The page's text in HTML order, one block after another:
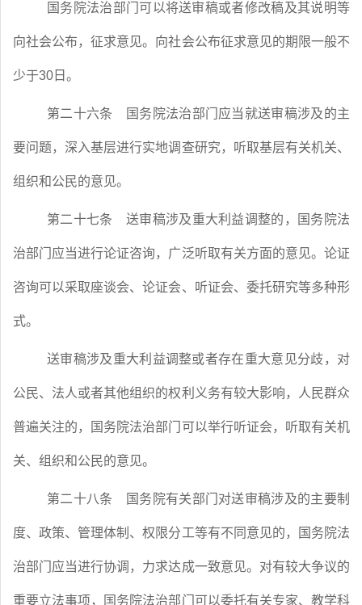
国务院法治部门可以将送审稿或者修改稿及其说明等
向社会公布，征求意见。向社会公布征求意见的期限一般不
少于30 日。
第二十六条 国务院法治部门应当就送审稿涉及的主
要问题，深入基层进行实地调查研究，听取基层有关机关、
组织和公民的意见。
第二十七条 送审稿涉及重大利益调整的，国务院法
治部门应当进行论证咨询，广泛听取有关方面的意见。论证
咨询可以采取座谈会、论证会、听证会、委托研究等多种形
式。
送审稿涉及重大利益调整或者存在重大意见分歧，对
公民、法人或者其他组织的权利义务有较大影响，人民群众
普遍关注的，国务院法治部门可以举行听证会，听取有关机
关、组织和公民的意见。
第二十八条 国务院有关部门对送审稿涉及的主要制
度、政策、管理体制、权限分工等有不同意见的，国务院法
治部门应当进行协调，力求达成一致意见。对有较大争议的
重要立法事项，国务院法治部门可以委托有关专家、教学科